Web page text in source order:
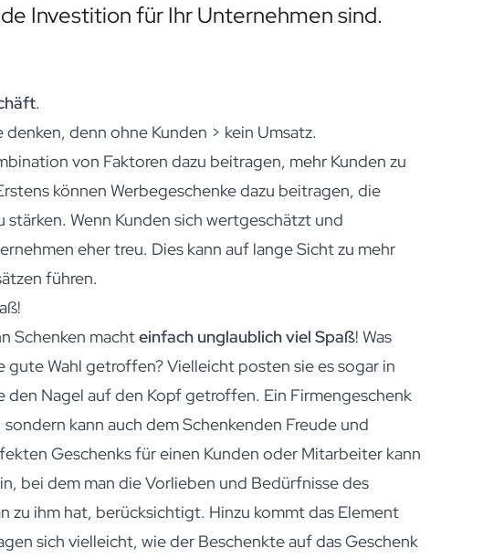
Investition für Ihr Unternehmen sind.
.
denn ohne Kunden > kein Umsatz.
von Faktoren dazu beitragen, mehr Kunden zu
können Werbegeschenke dazu beitragen, die
Wenn Kunden sich wertgeschätzt und
eher treu. Dies kann auf lange Sicht zu mehr
führen.
Schenken machteinfach unglaublich viel Spaß! Was
gute Wahl getroffen? Vielleicht posten sie es sogar in
den Nagel auf den Kopf getroffen. Ein Firmengeschenk
kann auch dem Schenkenden Freude und
Geschenks für einen Kunden oder Mitarbeiter kann
bei dem man die Vorlieben und Bedürfnisse des
zu ihm hat, berücksichtigt. Hinzu kommt das Element
sich vielleicht, wie der Beschenkte auf das Geschenk